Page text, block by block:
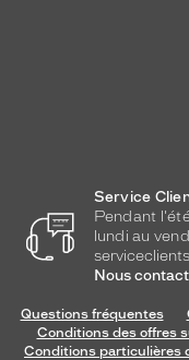
Service
Pendant
lundi au
Nous
Questions fréquentes
Conditions des offres
Conditions particulières